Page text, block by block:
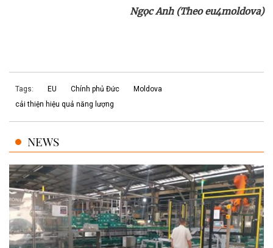
Ngọc Anh (Theo eu4moldova)
Tags: EU Chính phủ Đức
Moldova
cải thiện hiệu quả năng lượng
NEWS